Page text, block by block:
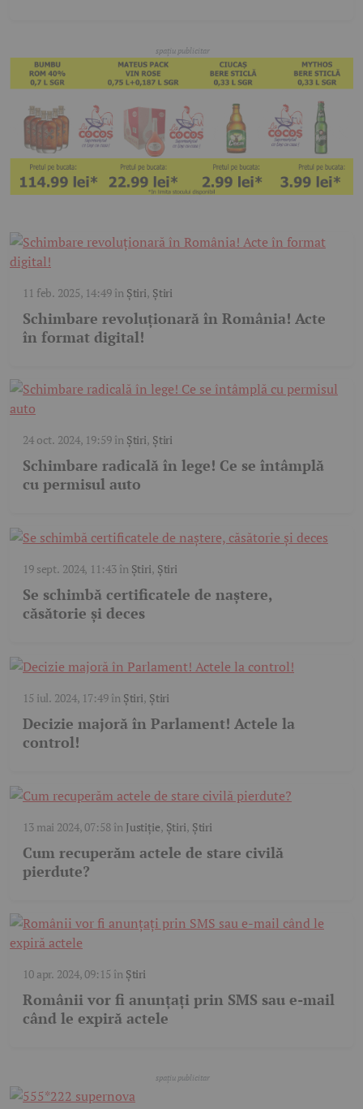
11 feb. 2025, 14:49în Știri, Știri
Schimbare revoluționară în România! Acte
în format digital!
24 oct. 2024, 19:59în Știri, Știri
Schimbare radicală în lege! Ce se întâmplă
cu permisul auto
19 sept. 2024, 11:43în Știri, Știri
Se schimbă certificatele de naștere,
căsătorie și deces
15 iul. 2024, 17:49în Știri, Știri
Decizie majoră în Parlament! Actele la
control!
13 mai 2024, 07:58în Justiție, Știri, Știri
Cum recuperăm actele de stare civilă
pierdute?
10 apr. 2024, 09:15 în Știri
Românii vor fi anunțați prin SMS sau e-mail
când le expiră actele